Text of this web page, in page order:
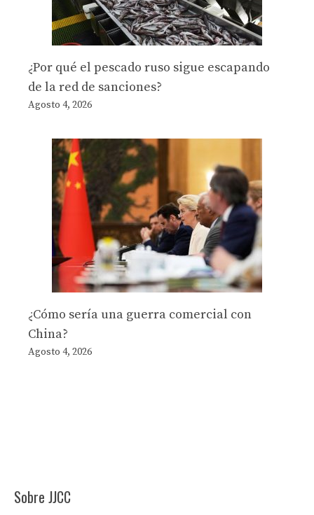
¿Por qué el pescado ruso sigue escapando
de la red de sanciones?
Agosto 4, 2026
¿Cómo sería una guerra comercial con
China?
Agosto 4, 2026
Sobre JJCC